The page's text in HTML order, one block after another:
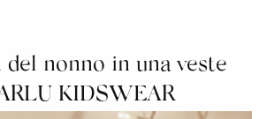
del nonno in una veste
KIDSWEAR